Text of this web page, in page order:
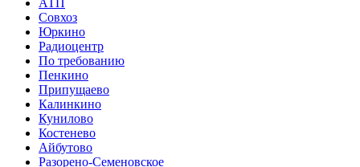
АТП
Совхоз
Юркино
Радиоцентр
По требованию
Пенкино
Припущаево
Калинкино
Кунилово
Костенево
Айбутово
Разорено-Семеновское